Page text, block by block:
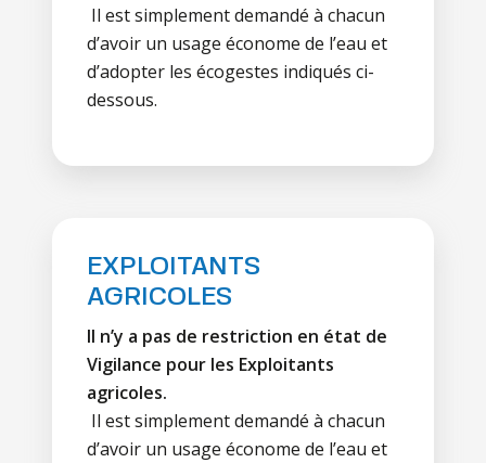
Il est simplement demandé à chacun
d’avoir un usage économe de l’eau et
d’adopter les écogestes indiqués ci-
dessous.
EXPLOITANTS
AGRICOLES
Il n’y a pas de restriction en état de
Vigilance pour les Exploitants
agricoles.
Il est simplement demandé à chacun
d’avoir un usage économe de l’eau et